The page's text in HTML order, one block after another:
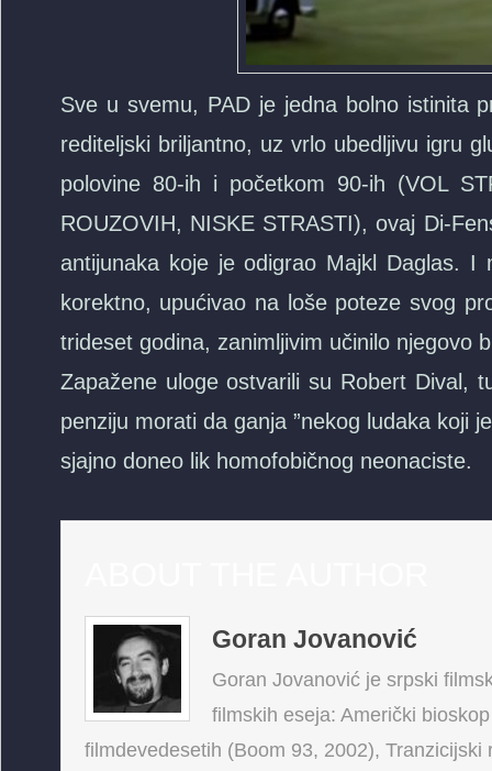
Sve u svemu, PAD je jedna bolno istinita
rediteljski briljantno, uz vrlo ubedljivu igru
polovine 80-ih i početkom 90-ih (VOL
ROUZOVIH, NISKE STRASTI), ovaj Di-
antijunaka koje je odigrao Majkl Daglas.
korektno, upućivao na loše poteze svog
trideset godina, zanimljivim učinilo njegovo
Zapažene uloge ostvarili su Robert Dival,
penziju morati da ganja ”nekog ludaka koji
sjajno doneo lik homofobičnog neonaciste.
Goran Jovanović
Goran Jovanović je srpski
filmskih eseja: Američki
filmdevedesetih (Boom 93, 2002),